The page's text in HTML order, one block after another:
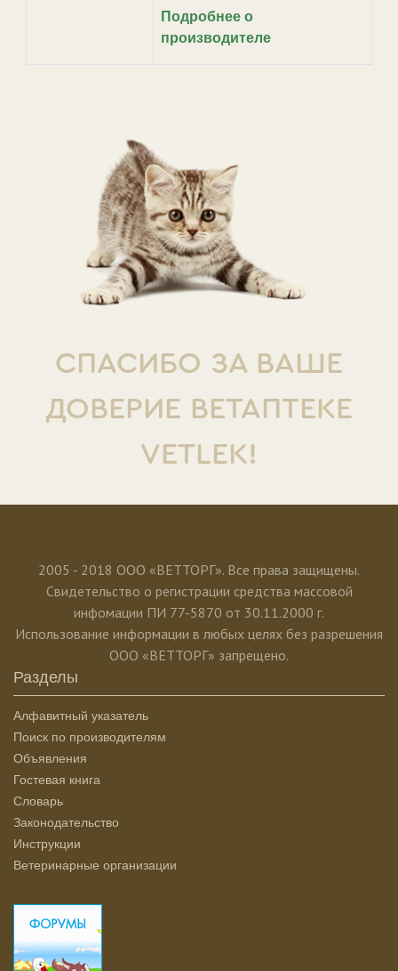
Подробнее о
производителе
СПАСИБО ЗА ВАШЕ
ДОВЕРИЕ ВЕТАПТЕКЕ
VETLEK!
2005 - 2018 ООО «ВЕТТОРГ». Все права защищены.
Свидетельство о регистрации средства массовой
инфомации ПИ 77-5870 от 30.11.2000 г.
Использование информации в любых целях без разрешения
ООО «ВЕТТОРГ» запрещено.
Разделы
Алфавитный указатель
Поиск по производителям
Объявления
Гостевая книга
Словарь
Законодательство
Инструкции
Ветеринарные организации